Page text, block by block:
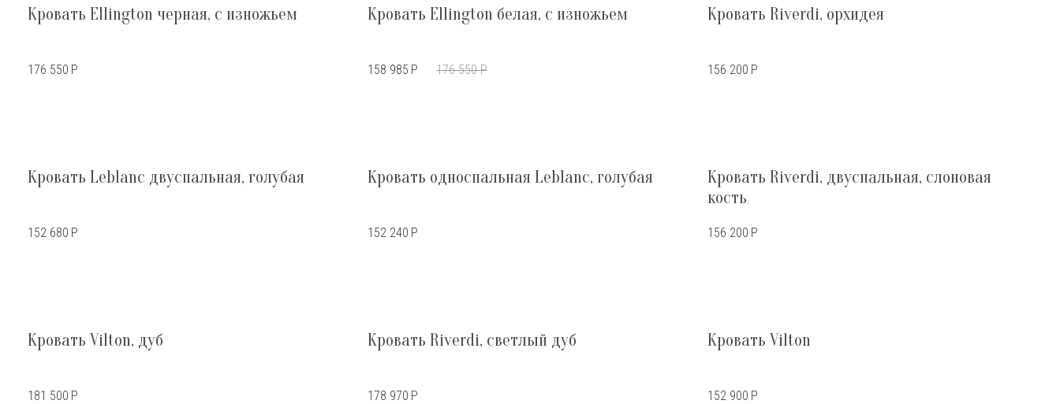
Кровать Ellington черная, с изножьем
176 550 Р
Кровать Ellington белая, с изножьем
176 550 Р
158 985 Р
Кровать Riverdi, орхидея
156 200 Р
Кровать Leblanc двуспальная, голубая
152 680 Р
Кровать односпальная Leblanc, голубая
152 240 Р
Кровать Riverdi, двуспальная, слоновая
кость
156 200 Р
Кровать Vilton, дуб
181 500 Р
Кровать Riverdi, светлый дуб
178 970 Р
Кровать Vilton
152 900 Р